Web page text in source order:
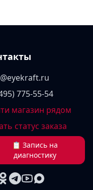
775-55-54
магазин рядом
статус заказа
📋 Запись на
диагностику